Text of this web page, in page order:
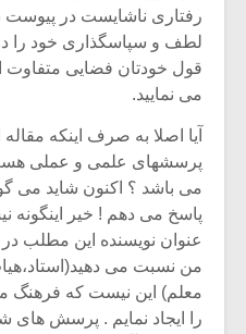
رفتاری ناشایست در پیوست
لطف و سپاسگذاری خود را
قول خودتان فضایی متفاوت
می نمایید.
آیا اصلا به صرف اینکه
پرسشهای علمی و عملی
می باشد ؟ اکنون شاید می
پاسخ می دهم ! خیر اینگونه
عنوان نویسنده این مطلب
من نسبت می
معلم) این نیست که
را ایجاد نمایم . پرسش های